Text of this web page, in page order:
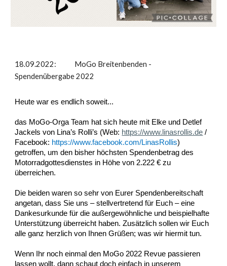
18.09.2022: MoGo Breitenbenden -
Spendenübergabe 2022
Heute war es endlich soweit...
das MoGo-Orga Team hat sich heute mit Elke und Detlef
Jackels von Lina’s Rolli’s (Web: https://www.linasrollis.de /
Facebook: https://www.facebook.com/LinasRollis)
getroffen, um den bisher höchsten Spendenbetrag des
Motorradgottesdienstes in Höhe von 2.222 € zu
überreichen.
Die beiden waren so sehr von Eurer Spendenbereitschaft
angetan, dass Sie uns – stellvertretend für Euch – eine
Dankesurkunde für die außergewöhnliche und beispielhafte
Unterstützung überreicht haben. Zusätzlich sollen wir Euch
alle ganz herzlich von Ihnen Grüßen; was wir hiermit tun.
Wenn Ihr noch einmal den MoGo 2022 Revue passieren
lassen wollt, dann schaut doch einfach in unserem